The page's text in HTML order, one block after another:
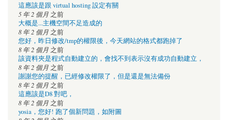
這應該是跟 virtual hosting 設定有關
5 年 2 個月 之前
大概是...主機空間不足造成的
8 年 2 個月 之前
您好，昨日修改/tmp的權限後，今天網站的格式都跑掉了
8 年 2 個月 之前
該資料夾是程式自動建立的，會找不到表示沒有成功自動建立，
8 年 2 個月 之前
謝謝您的提醒，已經修改權限了，但是還是無法備份
8 年 2 個月 之前
這應該是D8 對吧，
8 年 2 個月 之前
yosia，您好! 跑了個新問題，如附圖